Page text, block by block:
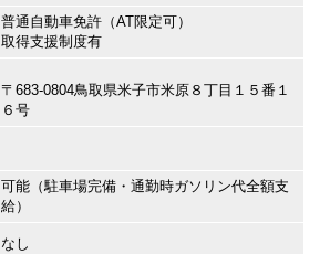
普通自動車免許（AT限定可）
取得支援制度有
〒683-0804鳥取県米子市米原８丁目１５番１
６号
可能（駐車場完備・通勤時ガソリン代全額支
給）
なし